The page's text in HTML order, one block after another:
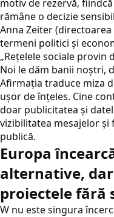
motiv de rezervă,
rămâne o decizie
Anna Zeiter
termeni politici și
„Rețelele sociale provin
Noi le dăm banii noștri,
Afirmația traduce miza
ușor de înțeles. Cine
doar publicitatea și
vizibilitatea mesajelor
publică.
Europa
alternative,
proiectele fără
W nu este singura